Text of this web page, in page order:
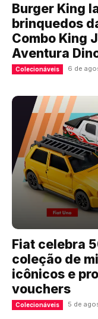
Burger King
brinquedos
Combo King
Aventura
Colecionáveis 6 de
Fiat celebra
coleção de
icônicos e
vouchers
Colecionáveis 5 de